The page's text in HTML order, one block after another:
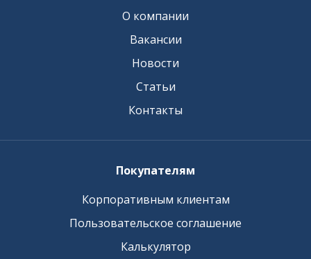
О компании
Вакансии
Новости
Статьи
Контакты
Покупателям
Корпоративным клиентам
Пользовательское соглашение
Калькулятор